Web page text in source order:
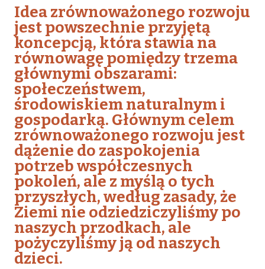
Idea zrównoważonego rozwoju
jest powszechnie przyjętą
koncepcją, która stawia na
równowagę pomiędzy trzema
głównymi obszarami:
społeczeństwem,
środowiskiem naturalnym i
gospodarką. Głównym celem
zrównoważonego rozwoju jest
dążenie do zaspokojenia
potrzeb współczesnych
pokoleń, ale z myślą o tych
przyszłych, według zasady, że
Ziemi nie odziedziczyliśmy po
naszych przodkach, ale
pożyczyliśmy ją od naszych
dzieci.